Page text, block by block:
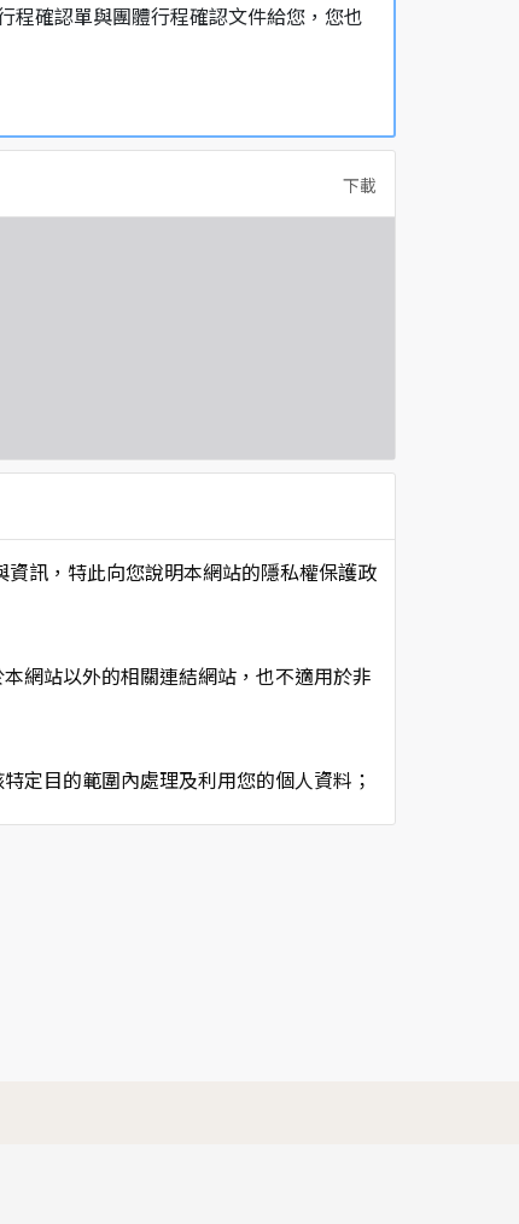
程確認單與團體行程確認文件給您，您也
下載
訊，特此向您說明本網站的隱私權保護政
網站以外的相關連結網站，也不適用於非
定目的範圍內處理及利用您的個人資料；
等。
資料記錄等，做為我們增進網站服務的參
研究外，我們會視需要公佈統計數據及說